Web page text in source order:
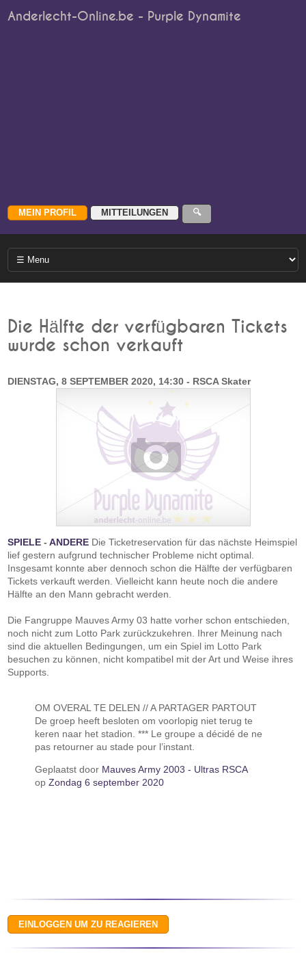
Anderlecht-Online.be - Purple Dynamite
Die Hälfte der verfügbaren Tickets
wurde schon verkauft
DIENSTAG, 8 SEPTEMBER 2020, 14:30 - RSCA Skater
SPIELE -ANDERE Die Ticketreservation für das nächste Heimspiel
lief gestern aufgrund technischer Probleme nicht optimal.
Insgesamt konnte aber dennoch schon die Hälfte der verfügbaren
Tickets verkauft werden. Vielleicht kann heute noch die andere
Hälfte an den Mann gebracht werden.
Die Fangruppe Mauves Army 03 hatte vorher schon entschieden,
noch nicht zum Lotto Park zurückzukehren. Ihrer Meinung nach
sind die aktuellen Bedingungen, um ein Spiel im Lotto Park
besuchen zu können, nicht kompatibel mit der Art und Weise ihres
Supports.
OM OVERAL TE DELEN // A PARTAGER PARTOUT
De groep heeft besloten om voorlopig niet terug te
keren naar het stadion. *** Le groupe a décidé de ne
pas retourner au stade pour l’instant.
Geplaatst door Mauves Army 2003 - Ultras RSCA
opZondag 6 september 2020